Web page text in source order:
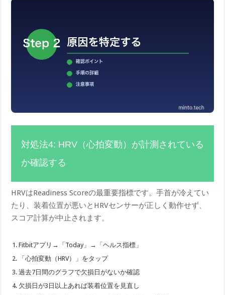
対処法4: HRV（心拍変動）が計測されている
か確認する
HRVはReadiness Scoreの最重要指標です。手首が冷えてい
たり、装着位置が悪いとHRVセンサーが正しく動作せず、
スコア計算が中止されます。
Fitbitアプリ→「Today」→「ヘルス指標」
「心拍変動（HRV）」をタップ
過去7日間のグラフで欠損日がないか確認
欠損日が3日以上あれば装着位置を見直し